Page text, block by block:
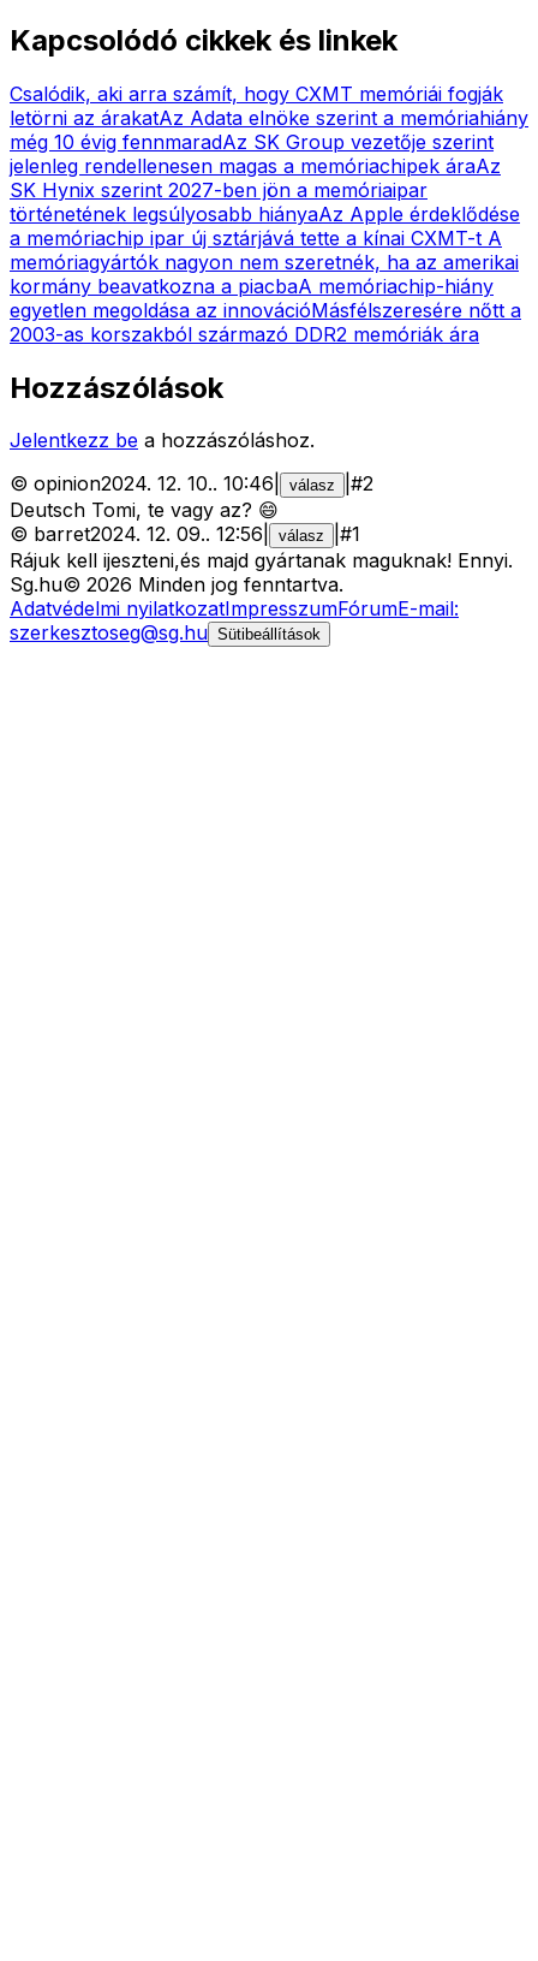
Kapcsolódó cikkek és linkek
Csalódik, aki arra számít, hogy CXMT memóriái fogják
letörni az árakatAz Adata elnöke szerint a memóriahiány
még 10 évig fennmaradAz SK Group vezetője szerint
jelenleg rendellenesen magas a memóriachipek áraAz
SK Hynix szerint 2027-ben jön a memóriaipar
történetének legsúlyosabb hiányaAz Apple érdeklődése
a memóriachip ipar új sztárjává tette a kínai CXMT-t A
memóriagyártók nagyon nem szeretnék, ha az amerikai
kormány beavatkozna a piacbaA memóriachip-hiány
egyetlen megoldása az innovációMásfélszeresére nőtt a
2003-as korszakból származó DDR2 memóriák ára
Hozzászólások
Jelentkezz be a hozzászóláshoz.
© opinion2024. 12. 10.. 10:46 válasz #2
Deutsch Tomi, te vagy az? 😄
© barret2024. 12. 09.. 12:56 válasz #1
Rájuk kell ijeszteni,és majd gyártanak maguknak! Ennyi.
Sg.hu© 2026 Minden jog fenntartva.
Adatvédelmi nyilatkozatImpresszumFórumE-mail:
szerkesztoseg@sg.hu Sütibeállítások